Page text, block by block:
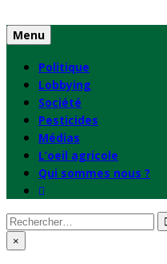
to
content
Menu
Politique
Lobbying
Société
Pesticides
Médias
L’oeil agricole
Qui sommes nous ?
Rechercher
: ×